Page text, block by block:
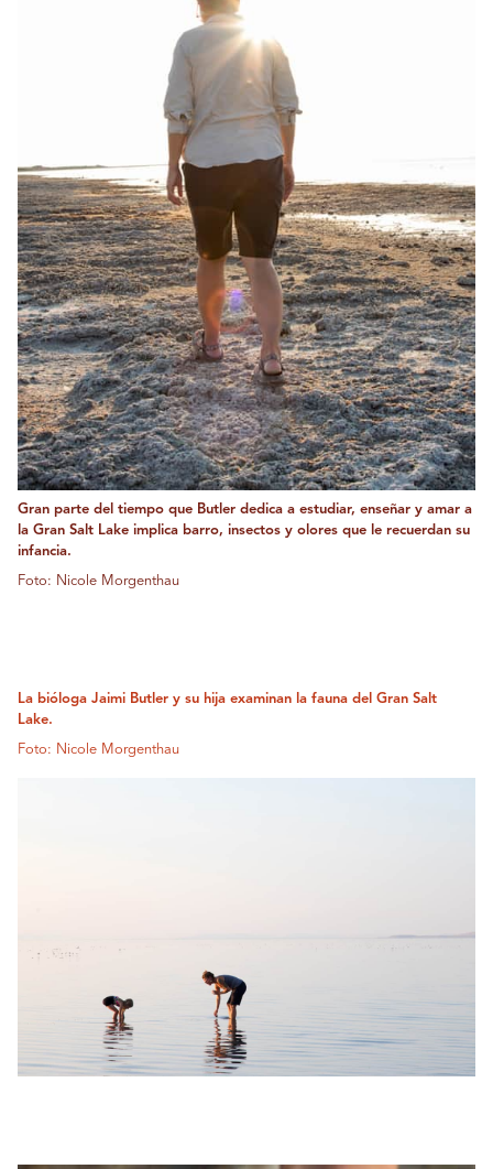
Gran parte del tiempo que Butler dedica a estudiar, enseñar y amar a
la Gran Salt Lake implica barro, insectos y olores que le recuerdan su
infancia.
Foto: Nicole Morgenthau
La bióloga Jaimi Butler y su hija examinan la fauna del Gran Salt
Lake.
Foto: Nicole Morgenthau